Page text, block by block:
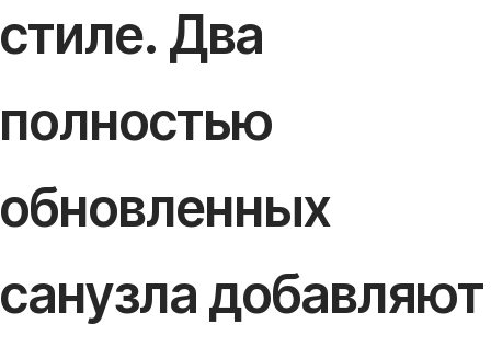
стиле. Два
полностью
обновленных
санузла добавляют